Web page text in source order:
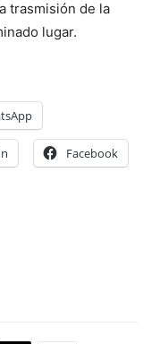
trasmisión de la
lugar.
Facebook